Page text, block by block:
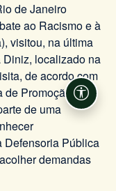
de Janeiro
ao Racismo e à
visitou, na última
Diniz, localizado na
de acordo com
de Promoção da
de uma
Defensoria Pública
demandas